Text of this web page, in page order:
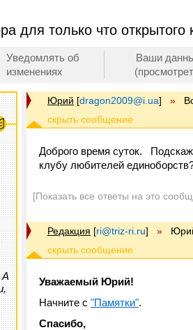
для только что открытого
Уведомлять об
изменениях
Ваши
А
Юрий [dragon2009@i.ua] »
Доброго время суток.
клубу любителей
[Показать все ответы на это
Редакция [ri@triz-ri.ru] »
Уважаемый Юрий!
Начните с "Памятки".
Спасибо,